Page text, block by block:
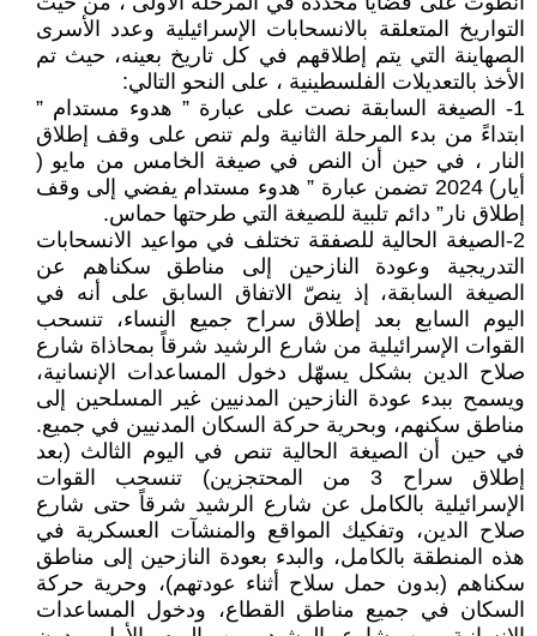
التواريخ المتعلقة بالانسحابات الإسرائيلية وعدد الأسرى
الصهاينة التي يتم إطلاقهم في كل تاريخ بعينه، حيث تم
الأخذ بالتعديلات الفلسطينية ، على النحو التالي:
1- الصيغة السابقة نصت على عبارة ” هدوء مستدام ”
ابتداءً من بدء المرحلة الثانية ولم تنص على وقف إطلاق
النار ، في حين أن النص في صيغة الخامس من مايو (
أيار) 2024 تضمن عبارة ” هدوء مستدام يفضي إلى وقف
إطلاق نار” دائم تلبية للصيغة التي طرحتها حماس.
2-الصيغة الحالية للصفقة تختلف في مواعيد الانسحابات
التدريجية وعودة النازحين إلى مناطق سكناهم عن
الصيغة السابقة، إذ ينصّ الاتفاق السابق على أنه في
اليوم السابع بعد إطلاق سراح جميع النساء، تنسحب
القوات الإسرائيلية من شارع الرشيد شرقاً بمحاذاة شارع
صلاح الدين بشكل يسهّل دخول المساعدات الإنسانية،
ويسمح ببدء عودة النازحين المدنيين غير المسلحين إلى
مناطق سكنهم، وبحرية حركة السكان المدنيين في جميع.
في حين أن الصيغة الحالية تنص في اليوم الثالث (بعد
إطلاق سراح 3 من المحتجزين) تنسحب القوات
الإسرائيلية بالكامل عن شارع الرشيد شرقاً حتى شارع
صلاح الدين، وتفكيك المواقع والمنشآت العسكرية في
هذه المنطقة بالكامل، والبدء بعودة النازحين إلى مناطق
سكناهم (بدون حمل سلاح أثناء عودتهم)، وحرية حركة
السكان في جميع مناطق القطاع، ودخول المساعدات